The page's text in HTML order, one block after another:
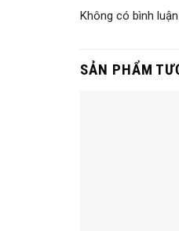
Không có bình
SẢN PHẨM